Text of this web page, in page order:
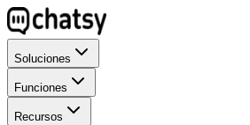
Soluciones
Funciones
Recursos